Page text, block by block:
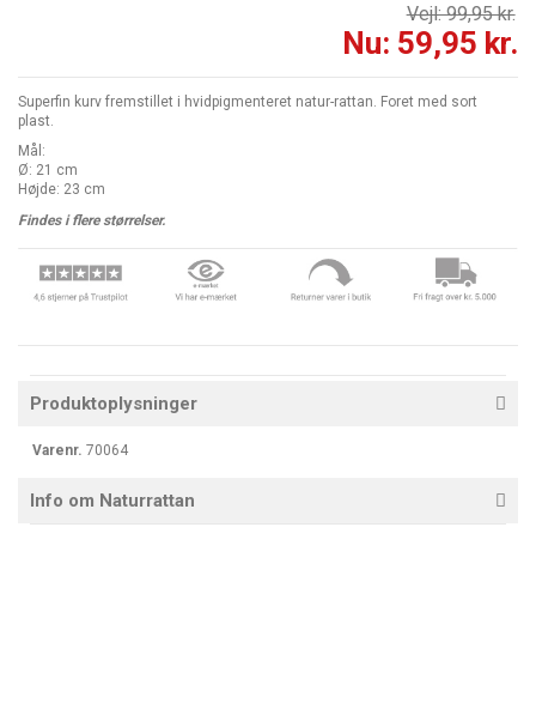
Vejl: 99,95 kr.
Nu: 59,95 kr.
Superfin kurv fremstillet i hvidpigmenteret natur-rattan. Foret med sort
plast.
Mål:
Ø: 21 cm
Højde: 23 cm
Findes i flere størrelser.
Produktoplysninger
Varenr. 70064
Info om Naturrattan